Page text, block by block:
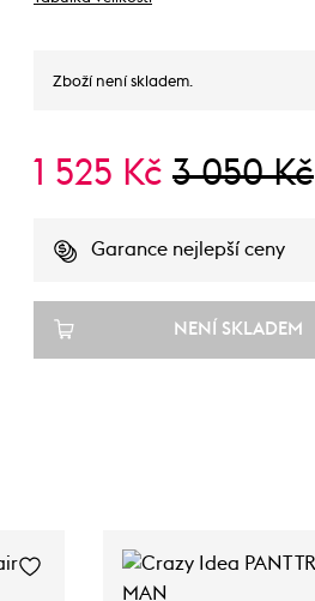
Zboží není skladem.
1 525 Kč 3 050 Kč
Garance nejlepší ceny
NENÍ SKLADEM